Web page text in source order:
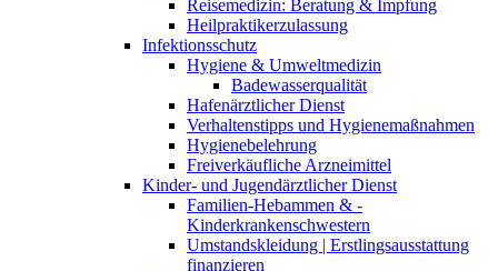
Reisemedizin: Beratung & Impfung
Heilpraktikerzulassung
Infektionsschutz
Hygiene & Umweltmedizin
Badewasserqualität
Hafenärztlicher Dienst
Verhaltenstipps und Hygienemaßnahmen
Hygienebelehrung
Freiverkäufliche Arzneimittel
Kinder- und Jugendärztlicher Dienst
Familien-Hebammen & -
Kinderkrankenschwestern
Umstandskleidung | Erstlingsausstattung
finanzieren